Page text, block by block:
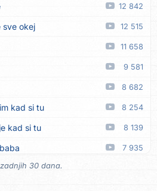
06.08
moći 06.08
toči (Nazdravlje) 06.08
06.08
ko doma 06.08
ća 06.08
06.08
06.08
12 842
sve okej 12 515
11 658
9 581
8 682
kad si tu 8 254
kad si tu 8 139
7 935
30 dana.